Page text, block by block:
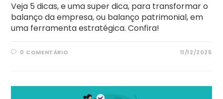
Veja 5 dicas, e uma super dica, para transformar o
balanço da empresa, ou balanço patrimonial, em
uma ferramenta estratégica. Confira!
0 COMENTÁRIO 11/12/2025